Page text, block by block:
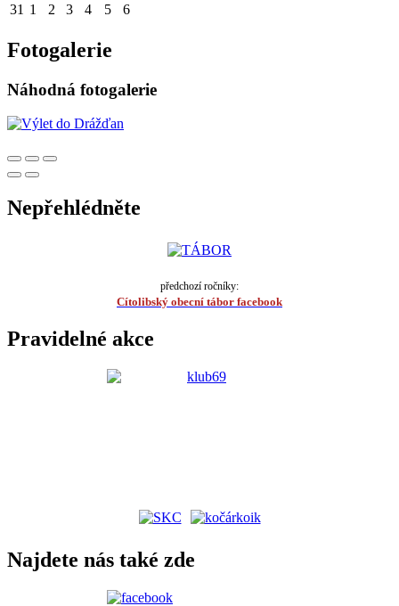
31 1 2 3 4 5 6
Fotogalerie
Náhodná fotogalerie
Nepřehlédněte
předchozí ročníky:
Cítolibský obecní tábor facebook
Pravidelné akce
Najdete nás také zde